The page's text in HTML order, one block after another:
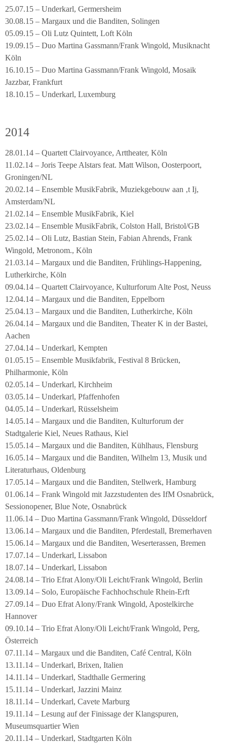
25.07.15 – Underkarl, Germersheim
30.08.15 – Margaux und die Banditen, Solingen
05.09.15 – Oli Lutz Quintett, Loft Köln
19.09.15 – Duo Martina Gassmann/Frank Wingold, Musiknacht
Köln
16.10.15 – Duo Martina Gassmann/Frank Wingold, Mosaik
Jazzbar, Frankfurt
18.10.15 – Underkarl, Luxemburg
2014
28.01.14 – Quartett Clairvoyance, Arttheater, Köln
11.02.14 – Joris Teepe Alstars feat. Matt Wilson, Oosterpoort,
Groningen/NL
20.02.14 – Ensemble MusikFabrik, Muziekgebouw aan ‚t Ij,
Amsterdam/NL
21.02.14 – Ensemble MusikFabrik, Kiel
23.02.14 – Ensemble MusikFabrik, Colston Hall, Bristol/GB
25.02.14 – Oli Lutz, Bastian Stein, Fabian Ahrends, Frank
Wingold, Metronom., Köln
21.03.14 – Margaux und die Banditen, Frühlings-Happening,
Lutherkirche, Köln
09.04.14 – Quartett Clairvoyance, Kulturforum Alte Post, Neuss
12.04.14 – Margaux und die Banditen, Eppelborn
25.04.13 – Margaux und die Banditen, Lutherkirche, Köln
26.04.14 – Margaux und die Banditen, Theater K in der Bastei,
Aachen
27.04.14 – Underkarl, Kempten
01.05.15 – Ensemble Musikfabrik, Festival 8 Brücken,
Philharmonie, Köln
02.05.14 – Underkarl, Kirchheim
03.05.14 – Underkarl, Pfaffenhofen
04.05.14 – Underkarl, Rüsselsheim
14.05.14 – Margaux und die Banditen, Kulturforum der
Stadtgalerie Kiel, Neues Rathaus, Kiel
15.05.14 – Margaux und die Banditen, Kühlhaus, Flensburg
16.05.14 – Margaux und die Banditen, Wilhelm 13, Musik und
Literaturhaus, Oldenburg
17.05.14 – Margaux und die Banditen, Stellwerk, Hamburg
01.06.14 – Frank Wingold mit Jazzstudenten des IfM Osnabrück,
Sessionopener, Blue Note, Osnabrück
11.06.14 – Duo Martina Gassmann/Frank Wingold, Düsseldorf
13.06.14 – Margaux und die Banditen, Pferdestall, Bremerhaven
15.06.14 – Margaux und die Banditen, Weserterassen, Bremen
17.07.14 – Underkarl, Lissabon
18.07.14 – Underkarl, Lissabon
24.08.14 – Trio Efrat Alony/Oli Leicht/Frank Wingold, Berlin
13.09.14 – Solo, Europäische Fachhochschule Rhein-Erft
27.09.14 – Duo Efrat Alony/Frank Wingold, Apostelkirche
Hannover
09.10.14 – Trio Efrat Alony/Oli Leicht/Frank Wingold, Perg,
Österreich
07.11.14 – Margaux und die Banditen, Café Central, Köln
13.11.14 – Underkarl, Brixen, Italien
14.11.14 – Underkarl, Stadthalle Germering
15.11.14 – Underkarl, Jazzini Mainz
18.11.14 – Underkarl, Cavete Marburg
19.11.14 – Lesung auf der Finissage der Klangspuren,
Museumsquartier Wien
20.11.14 – Underkarl, Stadtgarten Köln